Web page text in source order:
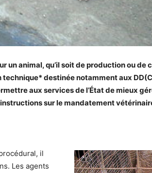
animal, qu’il soit de production ou de
destinée notamment aux
aux services de l’État de mieux
sur le mandatement
il
Les agents